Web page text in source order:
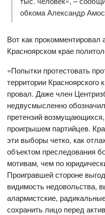
обкома Александр
Вот как прокомментировал
Красноярском крае
«Попытки протестовать
территории
провал. Даже член
недвусмысленно
претензий
проигрышем партийцев.
эти выборы четко, как
объектом преследования
мотивам, чем по
Проигравшей стороне
видимость недовольства,
алармистские,
сохранить лицо перед